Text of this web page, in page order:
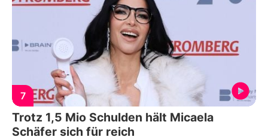
7
Trotz 1,5 Mio Schulden hält Micaela
Schäfer sich für reich